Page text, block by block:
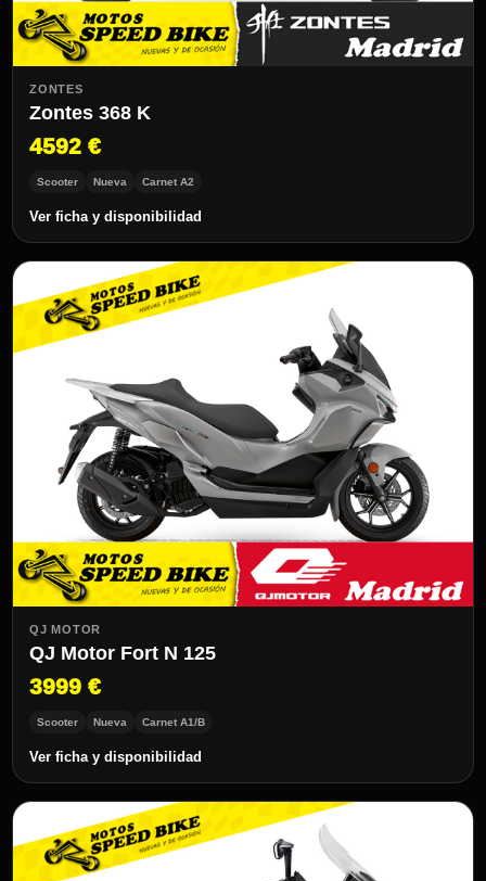
ZONTES
Zontes 368 K
4592 €
Scooter Nueva Carnet A2
Ver ficha y disponibilidad
QJ MOTOR
QJ Motor Fort N 125
3999 €
Scooter Nueva Carnet A1/B
Ver ficha y disponibilidad